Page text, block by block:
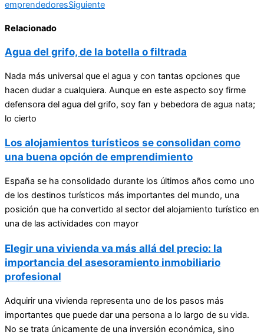
emprendedoresSiguiente
Relacionado
Agua del grifo, de la botella o filtrada
Nada más universal que el agua y con tantas opciones que
hacen dudar a cualquiera. Aunque en este aspecto soy firme
defensora del agua del grifo, soy fan y bebedora de agua nata;
lo cierto
Los alojamientos turísticos se consolidan como
una buena opción de emprendimiento
España se ha consolidado durante los últimos años como uno
de los destinos turísticos más importantes del mundo, una
posición que ha convertido al sector del alojamiento turístico en
una de las actividades con mayor
Elegir una vivienda va más allá del precio: la
importancia del asesoramiento inmobiliario
profesional
Adquirir una vivienda representa uno de los pasos más
importantes que puede dar una persona a lo largo de su vida.
No se trata únicamente de una inversión económica, sino